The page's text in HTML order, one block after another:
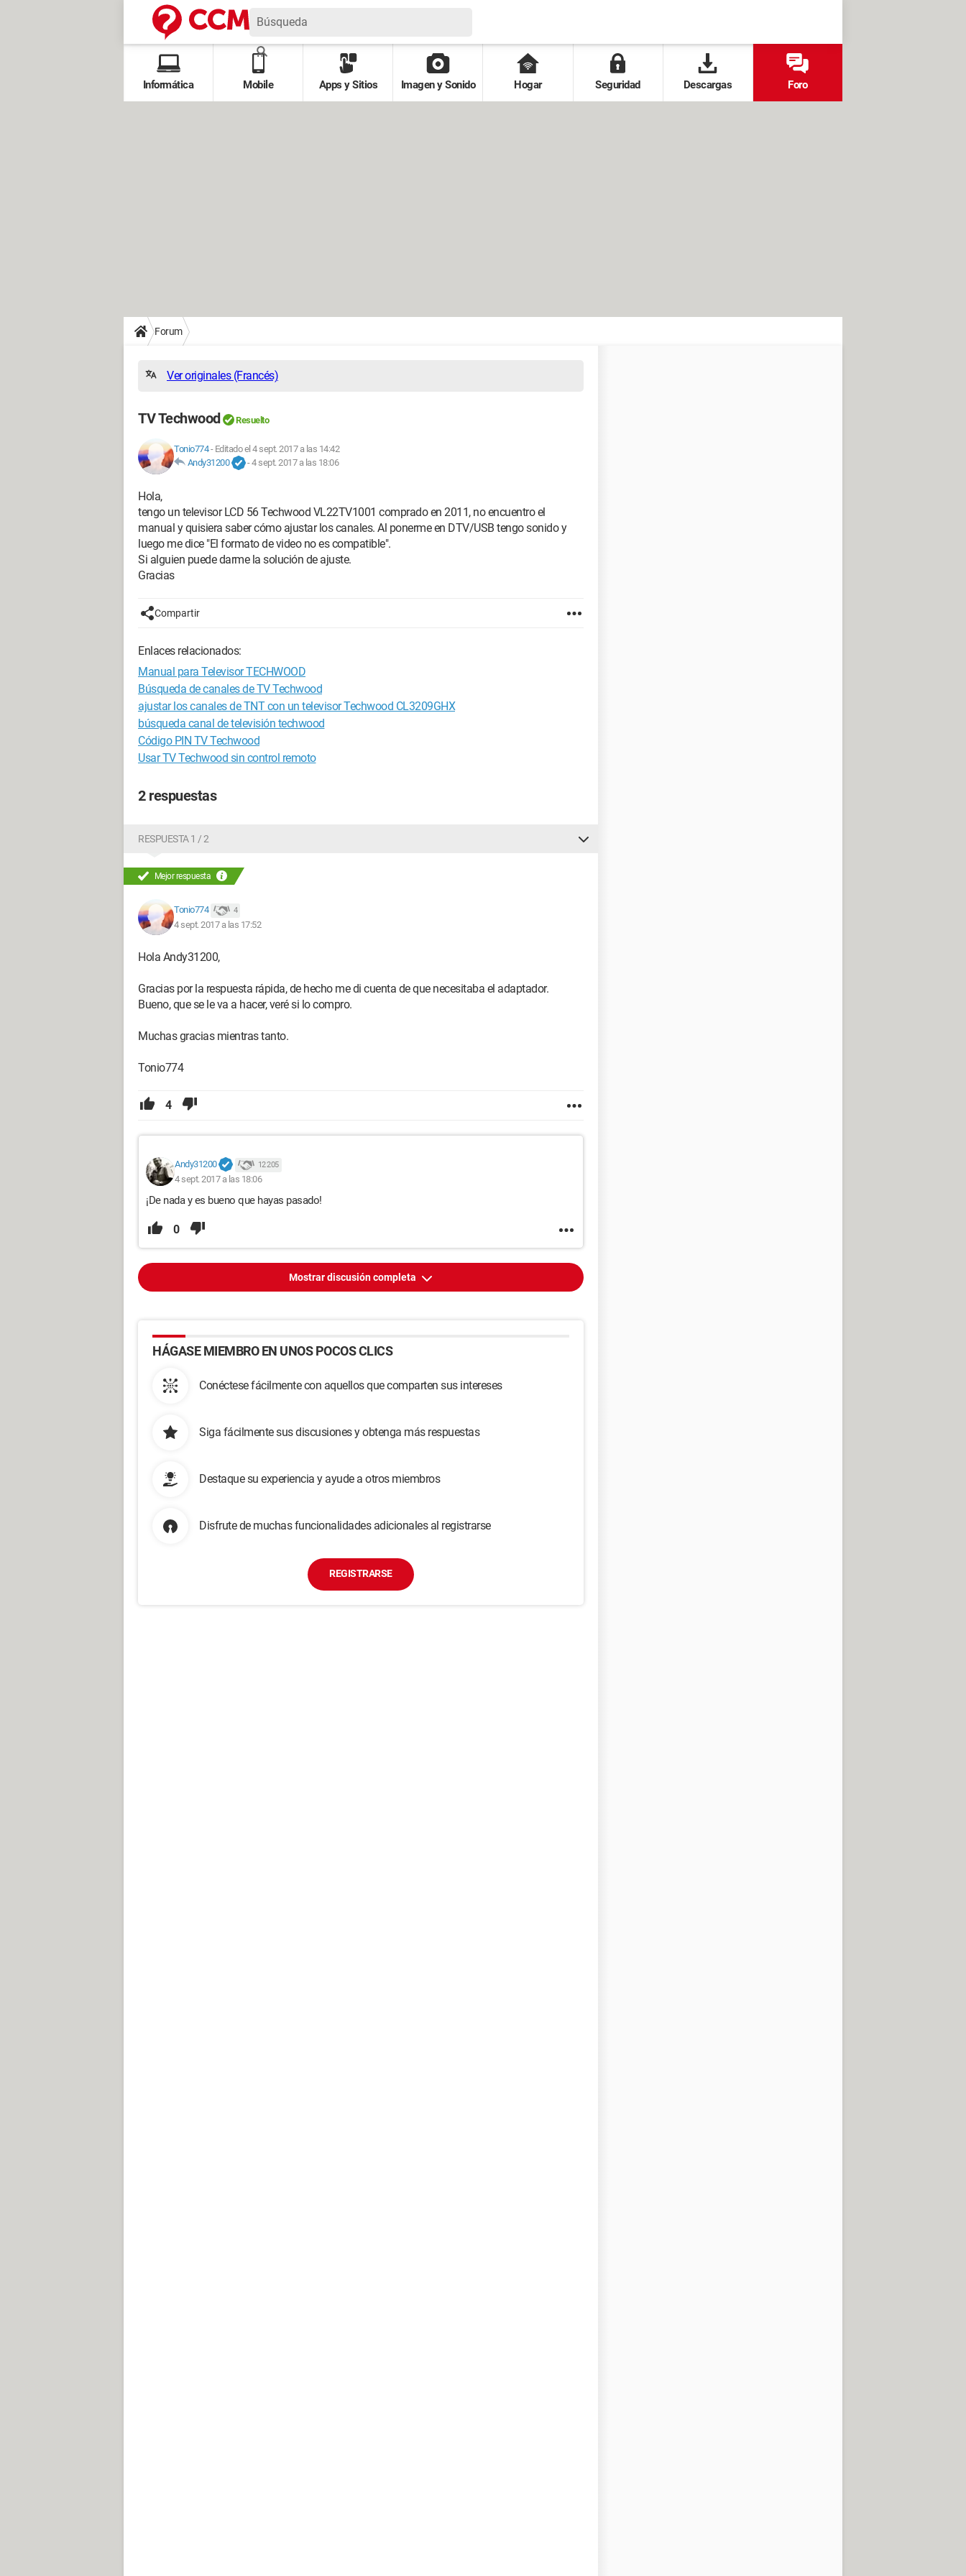
Informática Mobile Apps y Sitios Imagen y Sonido Hogar Seguridad Descargas Foro
Forum
Ver originales (Francés)
TV Techwood Resuelto
Tonio774- Editado el 4 sept. 2017 a las 14:42
Andy31200
-4 sept. 2017 a las 18:06
Hola,
tengo un televisor LCD 56 Techwood VL22TV1001 comprado en 2011, no encuentro el
manual y quisiera saber cómo ajustar los canales. Al ponerme en DTV/USB tengo sonido y
luego me dice "El formato de video no es compatible".
Si alguien puede darme la solución de ajuste.
Gracias
Compartir
Enlaces relacionados:
Manual para Televisor TECHWOOD
Búsqueda de canales de TV Techwood
ajustar los canales de TNT con un televisor Techwood CL3209GHX
búsqueda canal de televisión techwood
Código PIN TV Techwood
Usar TV Techwood sin control remoto
2 respuestas
RESPUESTA 1 / 2
Mejor respuesta
Tonio774 4
4 sept. 2017 a las 17:52
Hola Andy31200,
Gracias por la respuesta rápida, de hecho me di cuenta de que necesitaba el adaptador.
Bueno, que se le va a hacer, veré si lo compro.
Muchas gracias mientras tanto.
Tonio774
4
Andy31200 12 205
4 sept. 2017 a las 18:06
¡De nada y es bueno que hayas pasado!
0
Mostrar discusión completa
HÁGASE MIEMBRO EN UNOS POCOS CLICS
Conéctese fácilmente con aquellos que comparten sus intereses
Siga fácilmente sus discusiones y obtenga más respuestas
Destaque su experiencia y ayude a otros miembros
Disfrute de muchas funcionalidades adicionales al registrarse
REGISTRARSE